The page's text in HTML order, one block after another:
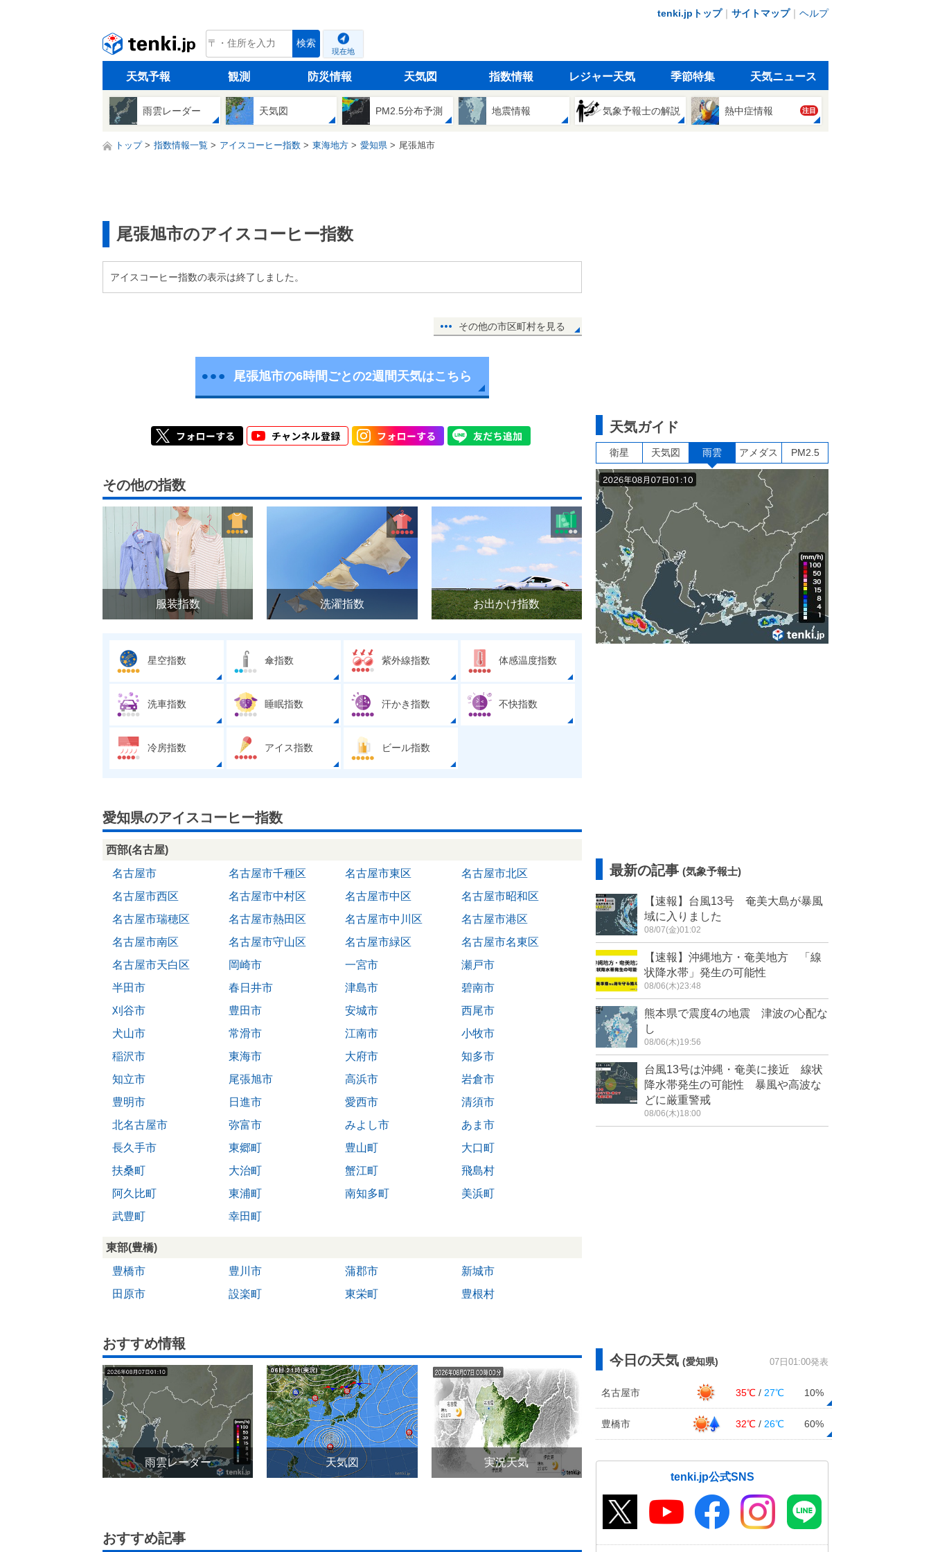
tenki.jpトップ｜ サイトマップ｜ ヘルプ
tenki.jp 検索
現在地
天気予報 観測 防災情報 天気図 指数情報 レジャー天気 季節特集 天気ニュース
雨雲レーダー 天気図 PM2.5分布予測 地震情報 気象予報士の解説 熱中症情報 注目
トップ 指数情報一覧 アイスコーヒー指数 東海地方 愛知県 尾張旭市
尾張旭市のアイスコーヒー指数
アイスコーヒー指数の表示は終了しました。
その他の市区町村を見る
尾張旭市の6時間ごとの2週間天気はこちら
その他の指数
服装指数 洗濯指数 お出かけ指数
星空指数 傘指数 紫外線指数 体感温度指数
洗車指数 睡眠指数 汗かき指数 不快指数
冷房指数 アイス指数 ビール指数
愛知県のアイスコーヒー指数
西部(名古屋)
名古屋市
名古屋市千種区 名古屋市東区
名古屋市北区
名古屋市西区
名古屋市中村区 名古屋市中区
名古屋市昭和区
名古屋市瑞穂区
名古屋市熱田区 名古屋市中川区
名古屋市港区
名古屋市南区
名古屋市守山区 名古屋市緑区
名古屋市名東区
名古屋市天白区
岡崎市 一宮市
瀬戸市
半田市
春日井市 津島市
碧南市
刈谷市
豊田市 安城市
西尾市
犬山市
常滑市 江南市
小牧市
稲沢市
東海市 大府市
知多市
知立市
尾張旭市 高浜市
岩倉市
豊明市
日進市 愛西市
清須市
北名古屋市
弥富市 みよし市
あま市
長久手市
東郷町 豊山町
大口町
扶桑町
大治町 蟹江町
飛島村
阿久比町
東浦町 南知多町
美浜町
武豊町
幸田町
東部(豊橋)
豊橋市
豊川市 蒲郡市
新城市
田原市
設楽町 東栄町 豊根村
おすすめ情報
雨雲レーダー 天気図 実況天気
おすすめ記事
天気ガイド
衛星 天気図 雨雲 アメダス PM2.5
最新の記事 (気象予報士)
【速報】台風13号 奄美大島が暴風
域に入りました
08/07(金)01:02
【速報】沖縄地方・奄美地方 「線
状降水帯」発生の可能性
08/06(木)23:48
熊本県で震度4の地震 津波の心配な
し
08/06(木)19:56
台風13号は沖縄・奄美に接近 線状
降水帯発生の可能性 暴風や高波な
どに厳重警戒
08/06(木)18:00
今日の天気 (愛知県) 07日01:00発表
名古屋市 35℃ / 27℃ 10%
豊橋市 32℃ / 26℃ 60%
tenki.jp公式SNS